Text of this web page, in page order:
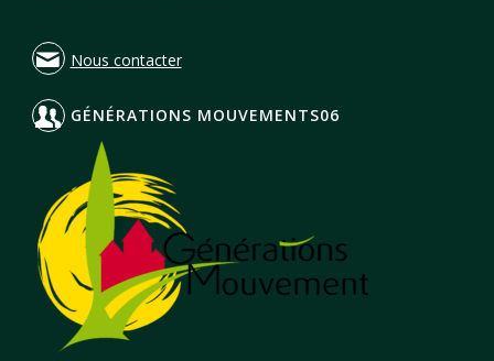
Nous contacter
GÉNÉRATIONS MOUVEMENTS06